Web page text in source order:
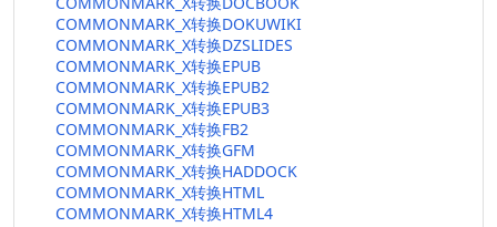
COMMONMARK_X转换DOKUWIKI
COMMONMARK_X转换DZSLIDES
COMMONMARK_X转换EPUB
COMMONMARK_X转换EPUB2
COMMONMARK_X转换EPUB3
COMMONMARK_X转换FB2
COMMONMARK_X转换GFM
COMMONMARK_X转换HADDOCK
COMMONMARK_X转换HTML
COMMONMARK_X转换HTML4